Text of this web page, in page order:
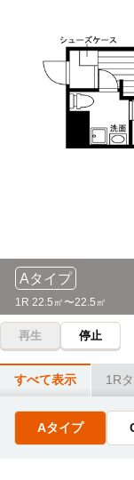
椙山女学園大学(星が
「八事」駅→（
→（地下鉄東山
Aタイプ
1R 22.5㎡〜22.5㎡
再生 停止
すべて表示 1R
Aタイプ